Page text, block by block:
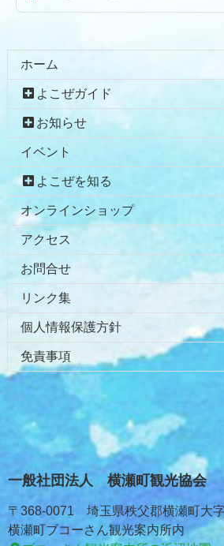
ホーム
よこぜガイド
お知らせ
イベント
よこぜを知る
オンラインショップ
アクセス
お問合せ
リンク集
個人情報保護方針
免責事項
一般社団法人 横瀬町観光協会
〒368-0071 埼玉県秩父郡横瀬町大
横瀬町ブコーさん観光案内所内